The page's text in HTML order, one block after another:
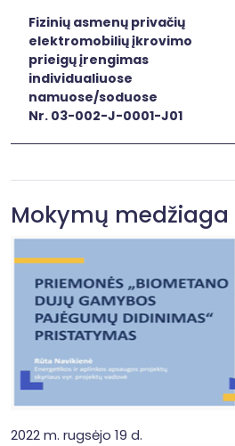
Fizinių asmenų privačių
elektromobilių įkrovimo
prieigų įrengimas
individualiuose
namuose/soduose
Nr. 03-002-J-0001-J01
Mokymų medžiaga
2022 m. rugsėjo 19 d.